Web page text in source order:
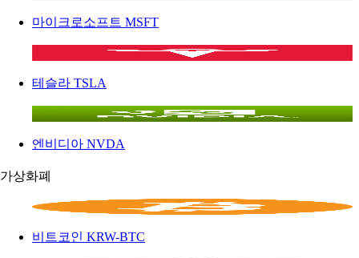
마이크로소프트 MSFT
테슬라 TSLA
엔비디아 NVDA
가상화폐
비트코인 KRW-BTC